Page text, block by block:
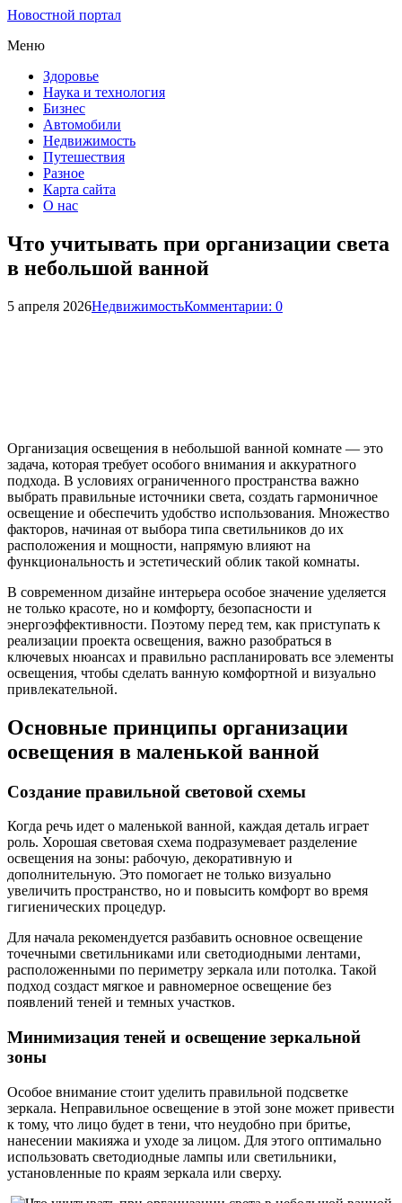
Новостной портал
Меню
Здоровье
Наука и технология
Бизнес
Автомобили
Недвижимость
Путешествия
Разное
Карта сайта
О нас
Что учитывать при организации света
в небольшой ванной
5 апреля 2026НедвижимостьКомментарии: 0
Организация освещения в небольшой ванной комнате — это
задача, которая требует особого внимания и аккуратного
подхода. В условиях ограниченного пространства важно
выбрать правильные источники света, создать гармоничное
освещение и обеспечить удобство использования. Множество
факторов, начиная от выбора типа светильников до их
расположения и мощности, напрямую влияют на
функциональность и эстетический облик такой комнаты.
В современном дизайне интерьера особое значение уделяется
не только красоте, но и комфорту, безопасности и
энергоэффективности. Поэтому перед тем, как приступать к
реализации проекта освещения, важно разобраться в
ключевых нюансах и правильно распланировать все элементы
освещения, чтобы сделать ванную комфортной и визуально
привлекательной.
Основные принципы организации
освещения в маленькой ванной
Создание правильной световой схемы
Когда речь идет о маленькой ванной, каждая деталь играет
роль. Хорошая световая схема подразумевает разделение
освещения на зоны: рабочую, декоративную и
дополнительную. Это помогает не только визуально
увеличить пространство, но и повысить комфорт во время
гигиенических процедур.
Для начала рекомендуется разбавить основное освещение
точечными светильниками или светодиодными лентами,
расположенными по периметру зеркала или потолка. Такой
подход создаст мягкое и равномерное освещение без
появлений теней и темных участков.
Минимизация теней и освещение зеркальной
зоны
Особое внимание стоит уделить правильной подсветке
зеркала. Неправильное освещение в этой зоне может привести
к тому, что лицо будет в тени, что неудобно при бритье,
нанесении макияжа и уходе за лицом. Для этого оптимально
использовать светодиодные лампы или светильники,
установленные по краям зеркала или сверху.